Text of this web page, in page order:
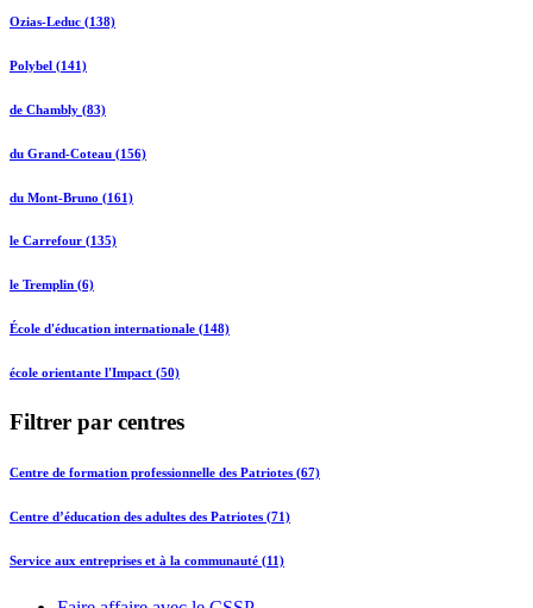
Ozias-Leduc (138)
Polybel (141)
de Chambly (83)
du Grand-Coteau (156)
du Mont-Bruno (161)
le Carrefour (135)
le Tremplin (6)
École d'éducation internationale (148)
école orientante l'Impact (50)
Filtrer par centres
Centre de formation professionnelle des Patriotes (67)
Centre d’éducation des adultes des Patriotes (71)
Service aux entreprises et à la communauté (11)